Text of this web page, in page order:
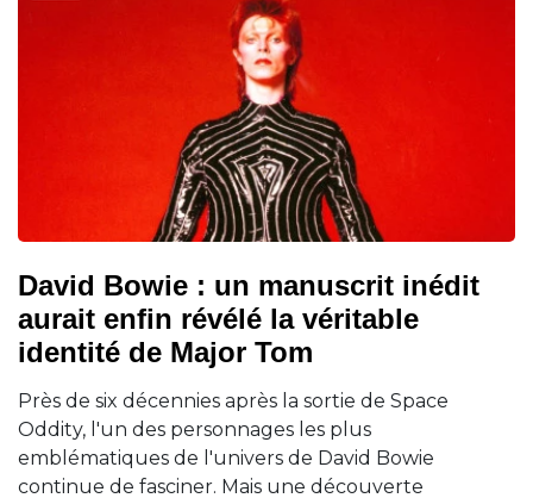
David Bowie : un manuscrit inédit
aurait enfin révélé la véritable
identité de Major Tom
Près de six décennies après la sortie de Space
Oddity, l'un des personnages les plus
emblématiques de l'univers de David Bowie
continue de fasciner. Mais une découverte